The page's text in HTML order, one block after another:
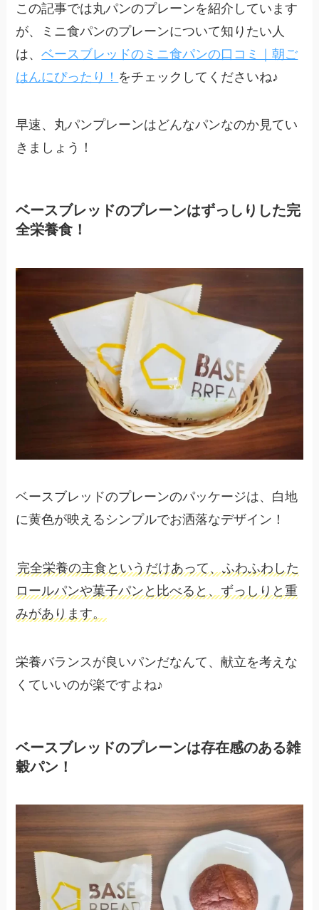
この記事では丸パンのプレーンを紹介しています
が、ミニ食パンのプレーンについて知りたい人
は、ベースブレッドのミニ食パンの口コミ｜朝ご
はんにぴったり！ をチェックしてくださいね♪
早速、丸パンプレーンはどんなパンなのか見てい
きましょう！
ベースブレッドのプレーンはずっしりした完
全栄養食！
ベースブレッドのプレーンのパッケージは、白地
に黄色が映えるシンプルでお洒落なデザイン！
完全栄養の主食というだけあって、ふわふわした
ロールパンや菓子パンと比べると、ずっしりと重
みがあります。
栄養バランスが良いパンだなんて、献立を考えな
くていいのが楽ですよね♪
ベースブレッドのプレーンは存在感のある雑
穀パン！